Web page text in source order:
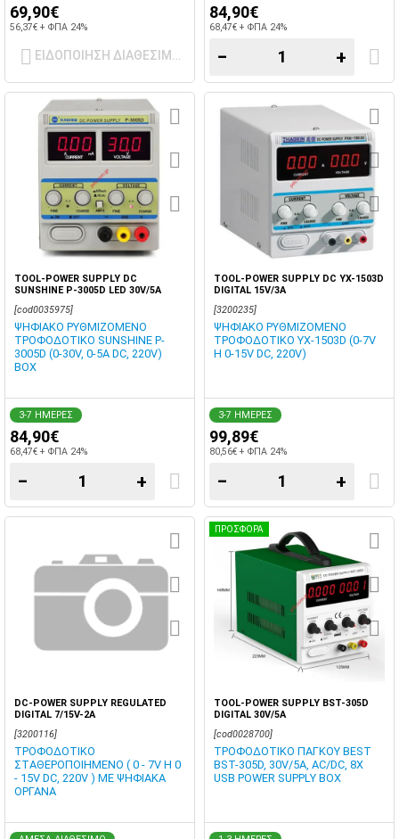
69,90€
56,37€ + ΦΠΑ 24%
ΕΙΔΟΠΟΙΗΣΗ ΔΙΑΘΕΣΙΜΟΤΗΤΑΣ
84,90€
68,47€ + ΦΠΑ 24%
− +
TOOL-POWER SUPPLY DC
SUNSHINE P-3005D LED 30V/5A
[cod0035975]
ΨΗΦΙΑΚΟ ΡΥΘΜΙΖΟΜΕΝΟ
ΤΡΟΦΟΔΟΤΙΚΟ SUNSHINE P-
3005D (0-30V, 0-5A DC, 220V)
BOX
3-7 ΗΜΕΡΕΣ
84,90€
68,47€ + ΦΠΑ 24%
− +
TOOL-POWER SUPPLY DC YX-1503D
DIGITAL 15V/3A
[3200235]
ΨΗΦΙΑΚΟ ΡΥΘΜΙΖΟΜΕΝΟ
ΤΡΟΦΟΔΟΤΙΚΟ YX-1503D (0-7V
Η 0-15V DC, 220V)
3-7 ΗΜΕΡΕΣ
99,89€
80,56€ + ΦΠΑ 24%
− +
DC-POWER SUPPLY REGULATED
DIGITAL 7/15V-2A
[3200116]
ΤΡΟΦΟΔΟΤΙΚΟ
ΣΤΑΘΕΡΟΠΟΙΗΜΕΝΟ ( 0 - 7V Η 0
- 15V DC, 220V ) ΜΕ ΨΗΦΙΑΚΑ
ΟΡΓΑΝΑ
ΠΡΟΣΦΟΡΑ
TOOL-POWER SUPPLY BST-305D
DIGITAL 30V/5A
[cod0028700]
ΤΡΟΦΟΔΟΤΙΚΟ ΠΑΓΚΟΥ BEST
BST-305D, 30V/5A, AC/DC, 8X
USB POWER SUPPLY BOX